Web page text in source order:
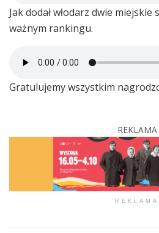
Jak dodał włodarz dwie miejskie
ważnym rankingu.
Gratulujemy wszystkim
REKLAMA
REKLAMA